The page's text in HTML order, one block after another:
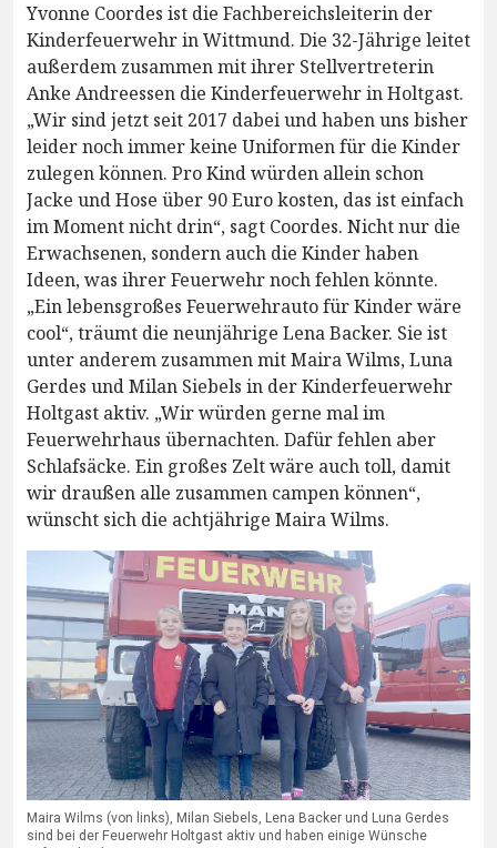
Yvonne Coordes ist die Fachbereichsleiterin der
Kinderfeuerwehr in Wittmund. Die 32-Jährige leitet
außerdem zusammen mit ihrer Stellvertreterin
Anke Andreessen die Kinderfeuerwehr in Holtgast.
„Wir sind jetzt seit 2017 dabei und haben uns bisher
leider noch immer keine Uniformen für die Kinder
zulegen können. Pro Kind würden allein schon
Jacke und Hose über 90 Euro kosten, das ist einfach
im Moment nicht drin“, sagt Coordes. Nicht nur die
Erwachsenen, sondern auch die Kinder haben
Ideen, was ihrer Feuerwehr noch fehlen könnte.
„Ein lebensgroßes Feuerwehrauto für Kinder wäre
cool“, träumt die neunjährige Lena Backer. Sie ist
unter anderem zusammen mit Maira Wilms, Luna
Gerdes und Milan Siebels in der Kinderfeuerwehr
Holtgast aktiv. „Wir würden gerne mal im
Feuerwehrhaus übernachten. Dafür fehlen aber
Schlafsäcke. Ein großes Zelt wäre auch toll, damit
wir draußen alle zusammen campen können“,
wünscht sich die achtjährige Maira Wilms.
Maira Wilms (von links), Milan Siebels, Lena Backer und Luna Gerdes
sind bei der Feuerwehr Holtgast aktiv und haben einige Wünsche